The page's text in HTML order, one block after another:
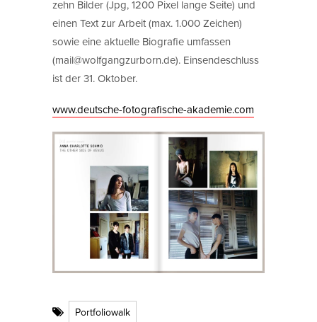
zehn Bilder (Jpg, 1200 Pixel lange Seite) und
einen Text zur Arbeit (max. 1.000 Zeichen)
sowie eine aktuelle Biografie umfassen
(mail@wolfgangzurborn.de). Einsendeschluss
ist der 31. Oktober.
www.deutsche-fotografische-akademie.com
Portfoliowalk